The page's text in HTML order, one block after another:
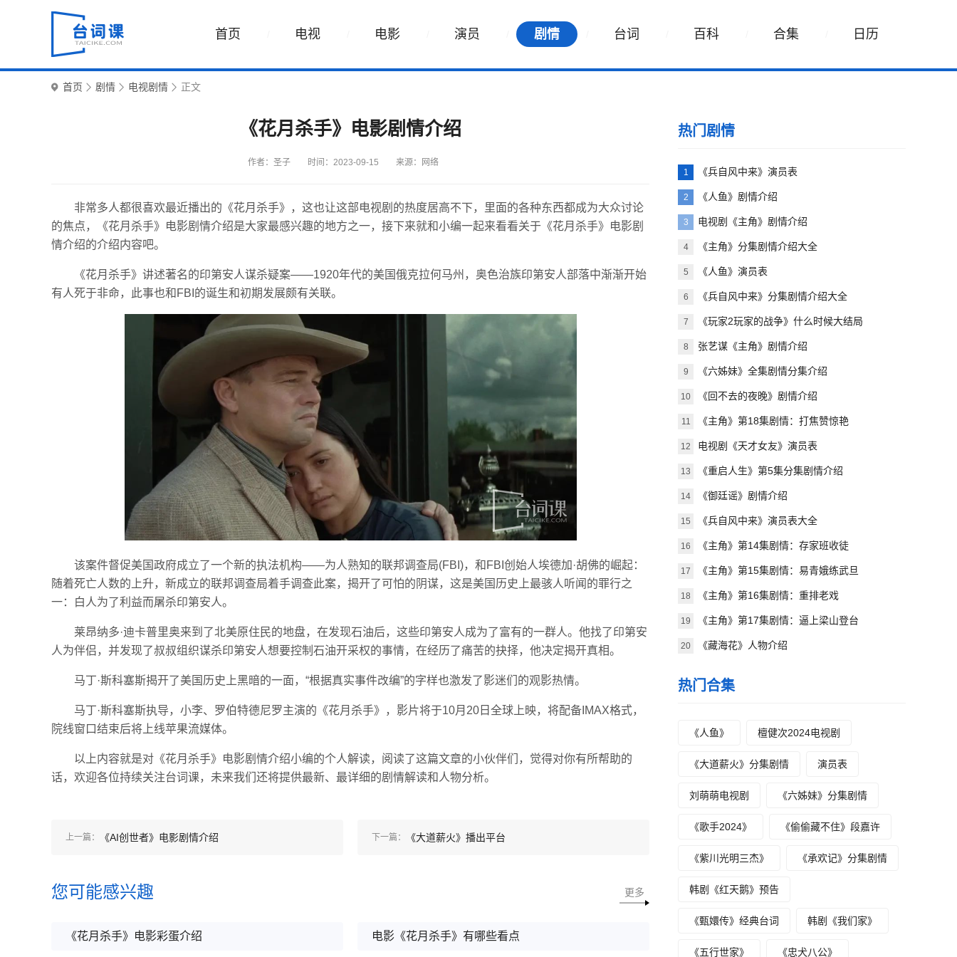
首页 电视 电影 演员 剧情 台词 百科 合集 日历
首页 剧情 电视剧情 正文
《花月杀手》电影剧情介绍
作者：圣子 时间：2023-09-15 来源：网络
非常多人都很喜欢最近播出的《花月杀手》，这也让这部电视剧的热度居高不下，里面的各种东西都成为大众讨论
的焦点，《花月杀手》电影剧情介绍是大家最感兴趣的地方之一，接下来就和小编一起来看看关于《花月杀手》电影剧
情介绍的介绍内容吧。
《花月杀手》讲述著名的印第安人谋杀疑案——1920年代的美国俄克拉何马州，奥色治族印第安人部落中渐渐开始
有人死于非命，此事也和FBI的诞生和初期发展颇有关联。
该案件督促美国政府成立了一个新的执法机构——为人熟知的联邦调查局(FBI)，和FBI创始人埃德加·胡佛的崛起：
随着死亡人数的上升，新成立的联邦调查局着手调查此案，揭开了可怕的阴谋，这是美国历史上最骇人听闻的罪行之
一：白人为了利益而屠杀印第安人。
莱昂纳多·迪卡普里奥来到了北美原住民的地盘，在发现石油后，这些印第安人成为了富有的一群人。他找了印第安
人为伴侣，并发现了叔叔组织谋杀印第安人想要控制石油开采权的事情，在经历了痛苦的抉择，他决定揭开真相。
马丁·斯科塞斯揭开了美国历史上黑暗的一面，“根据真实事件改编”的字样也激发了影迷们的观影热情。
马丁·斯科塞斯执导，小李、罗伯特德尼罗主演的《花月杀手》，影片将于10月20日全球上映，将配备IMAX格式，
院线窗口结束后将上线苹果流媒体。
以上内容就是对《花月杀手》电影剧情介绍小编的个人解读，阅读了这篇文章的小伙伴们，觉得对你有所帮助的
话，欢迎各位持续关注台词课，未来我们还将提供最新、最详细的剧情解读和人物分析。
上一篇： 《AI创世者》电影剧情介绍 下一篇： 《大道薪火》播出平台
您可能感兴趣 更多
《花月杀手》电影彩蛋介绍 电影《花月杀手》有哪些看点
热门剧情
1 《兵自风中来》演员表
2 《人鱼》剧情介绍
3 电视剧《主角》剧情介绍
4 《主角》分集剧情介绍大全
5 《人鱼》演员表
6 《兵自风中来》分集剧情介绍大全
7 《玩家2玩家的战争》什么时候大结局
8 张艺谋《主角》剧情介绍
9 《六姊妹》全集剧情分集介绍
10 《回不去的夜晚》剧情介绍
11 《主角》第18集剧情：打焦赞惊艳
12 电视剧《天才女友》演员表
13 《重启人生》第5集分集剧情介绍
14 《御廷谣》剧情介绍
15 《兵自风中来》演员表大全
16 《主角》第14集剧情：存家班收徒
17 《主角》第15集剧情：易青娥练武旦
18 《主角》第16集剧情：重排老戏
19 《主角》第17集剧情：逼上梁山登台
20 《藏海花》人物介绍
热门合集
《人鱼》 檀健次2024电视剧
《大道薪火》分集剧情 演员表
刘萌萌电视剧 《六姊妹》分集剧情
《歌手2024》 《偷偷藏不住》段嘉许
《紫川光明三杰》 《承欢记》分集剧情
韩剧《红天鹅》预告
《甄嬛传》经典台词 韩剧《我们家》
《五行世家》 《忠犬八公》